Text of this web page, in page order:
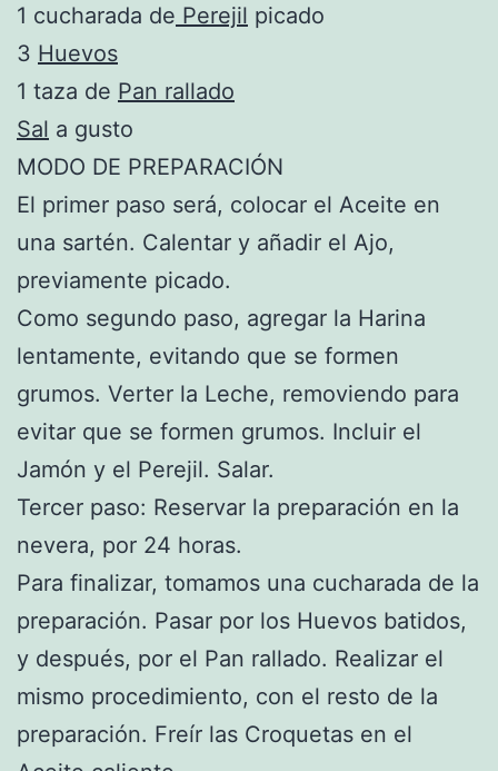
1 cucharada de Perejil picado
3 Huevos
1 taza de Pan rallado
Sal a gusto
MODO DE PREPARACIÓN
El primer paso será, colocar el Aceite en
una sartén. Calentar y añadir el Ajo,
previamente picado.
Como segundo paso, agregar la Harina
lentamente, evitando que se formen
grumos. Verter la Leche, removiendo para
evitar que se formen grumos. Incluir el
Jamón y el Perejil. Salar.
Tercer paso: Reservar la preparación en la
nevera, por 24 horas.
Para finalizar, tomamos una cucharada de la
preparación. Pasar por los Huevos batidos,
y después, por el Pan rallado. Realizar el
mismo procedimiento, con el resto de la
preparación. Freír las Croquetas en el